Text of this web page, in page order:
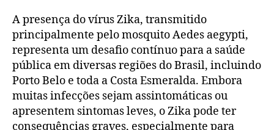
A presença do vírus Zika, transmitido
principalmente pelo mosquito Aedes aegypti,
representa um desafio contínuo para a saúde
pública em diversas regiões do Brasil, incluindo
Porto Belo e toda a Costa Esmeralda. Embora
muitas infecções sejam assintomáticas ou
apresentem sintomas leves, o Zika pode ter
consequências graves, especialmente para